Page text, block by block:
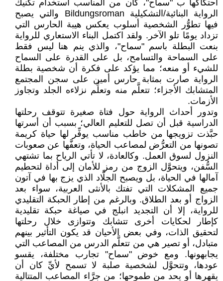
احتكاكها ب "سماح"، كان من المناسب استخدام تكنيك
الرواية البنائية/التشكيلية Bildungsroman والتي يصبح
فيها تطوُّر الشخصية أسلوب يعكس هيبة الحارس التي
تزداد يومًا تلو الآخر. ولقد اكتمل البناء الاستعاري للرواية
بنعت البطلة باسم "سماح"، والذي ينم هنا ليس فقط
على السماحة والتسامح، بل على القدرة على السماح
للشيء أو منعه؛ مما يؤكد على فكرة أن شخصية بطلة
الرواية صارت بمثابة حارس أمين على سجن المجتمع
المتشابك الأجزاء؛ تتعلَّم منه وتعلِّم نزلاءه الجلد وتجاوز
الأزمات.
وتدور أحداث الرواية حول فتاة صغيرة تتوقف رحلتها
الدراسية قبل أن تصل للتعليم العالي؛ بسبب أن أسرتها
حبَّذت تزويجها من خاطب مناسب يوفِّر لها حياة كريمة
تصونها من التعرُّض لمصاعب الحياة، وتعفَّها عن صعوبات
النزول لسوق العمل. وكالعادة، لا تأتي الرياح بما تشتهي
السُّفن، ويتحوَّل الزوج من رمز للأمان إلى أداة لتحطيم
آمالها في الحياة، بل ويصبح الجلَّاد الذي يزج بها في آتون
جميع المشكلات التي تفتك بالأنثى العربية، سواء بعد
الزواج أو بعد الطلاق. وبالرغم من إطار الحبكة التقليدي
للرواية، إلا أن التجديد انبلج في صياغة حبكة تقليدية
كإطار لحكايات أخرى تتشابك وتتوازى خلال رحلتها
لتحقيق الذات، وفي بعض الأحيان قد يكون التأثير بينهم
متبادل، أو تصير هي من تتعلَّم الدرس من المصاعب التي
يجابهونها. ومع خوض "سماح" تجارب مختلفة، يقسو
عودها، وتتحوَّل لشخصية صلبة لا تسمح لأيِّ كان أن
يقهرها أو يحد من طموحها؛ من جرَّاء المصاعب المتتالية